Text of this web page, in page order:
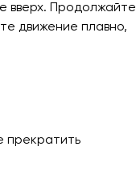
вверх. Продолжайте
движение плавно,
прекратить